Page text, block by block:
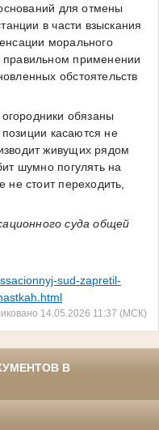
для отмены
в части взыскания
морального
правильном применении
обстоятельств
обязаны
касаются не
живущих рядом
шумно погулять на
не стоит переходить,
суда общей
sud-zapretil-
14.05.2026 11:37 (МСК)
В